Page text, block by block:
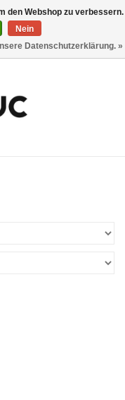
0 Artikel - CHF 0,00
den Webshop zu verbessern.
Nein
Datenschutzerklärung. »